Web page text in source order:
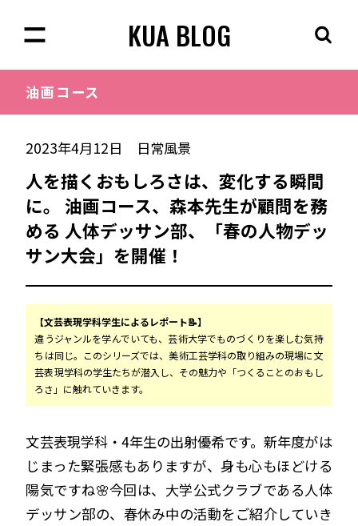
KUA BLOG
油画 コース
2023年4月12日 日常風景
人を描くおもしろさは、変化する瞬間
に。 油画コース、森本先生が顧問を務
める 人体デッサン部、「春の人物デッ
サン大会」を開催！
【文芸表現学科学生によるレポート📝】
違うジャンルを学んでいても、芸術大学でものづくりを楽しむ気持
ちは同じ。このシリーズでは、美術工芸学科の取り組みの現場に文
芸表現学科の学生たちが潜入し、その魅力や「つくることのおもし
ろさ」に触れていきます。
文芸表現学科・4年生の出射優希です。新年度がは
じまった緊張感もありますが、身も心もほどける
陽気ですね🌸今回は、大学公式クラブである人体
デッサン部の、春休み中の活動をご紹介していき